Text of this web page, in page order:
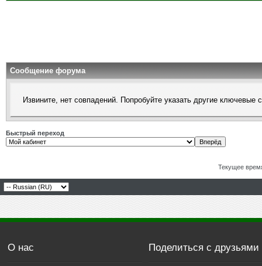
Сообщение форума
Извините, нет совпадений. Попробуйте указать другие ключевые
Быстрый переход
Текущее
О нас Поделиться с друзьями